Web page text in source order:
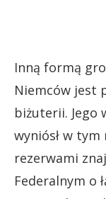
Inną formą
Niemców jest
biżuterii. Jego
wyniósł w tym
rezerwami
Federalnym o